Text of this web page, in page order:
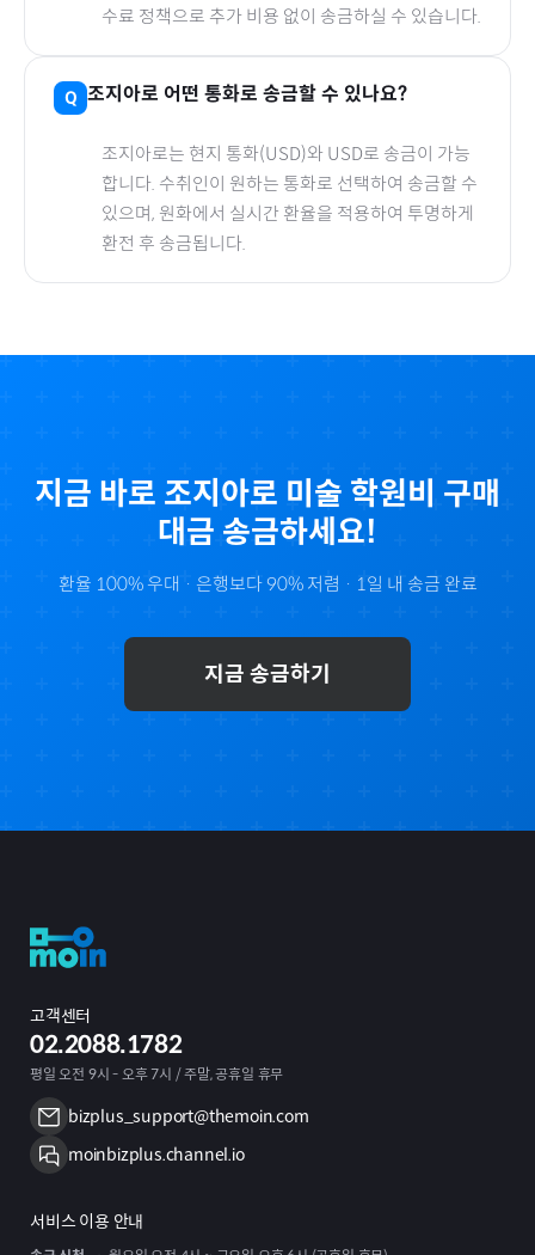
수료 정책으로 추가 비용 없이 송금하실 수 있습니다.
조지아로 어떤 통화로 송금할 수 있나요?
조지아로는 현지 통화(USD)와 USD로 송금이 가능
합니다. 수취인이 원하는 통화로 선택하여 송금할 수
있으며, 원화에서 실시간 환율을 적용하여 투명하게
환전 후 송금됩니다.
지금 바로 조지아로 미술 학원비 구매
대금 송금하세요!
환율 100% 우대 · 은행보다 90% 저렴 · 1일 내 송금 완료
지금 송금하기
고객센터
02.2088.1782
평일 오전 9시 - 오후 7시 / 주말, 공휴일 휴무
bizplus_support@themoin.com
moinbizplus.channel.io
서비스 이용 안내